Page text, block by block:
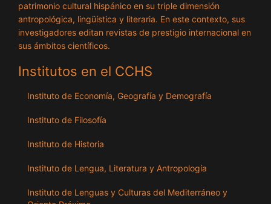
patrimonio cultural hispánico en su triple dimensión
antropológica, lingüística y literaria. En este contexto, sus
investigadores editan revistas de prestigio internacional en
sus ámbitos científicos.
Institutos en el CCHS
Instituto de Economía, Geografía y Demografía
Instituto de Filosofía
Instituto de Historia
Instituto de Lengua, Literatura y Antropología
Instituto de Lenguas y Culturas del Mediterráneo y